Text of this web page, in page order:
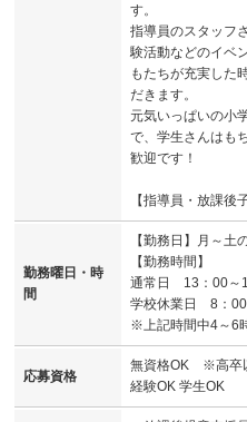
す。
指導員のスタッフ
験活動などのイベ
もたちが充実した
だきます。
元気いっぱいの小
で、学生さんはも
歓迎です！
【指導員・放課後
勤務曜日・時
間
【勤務日】月～土
【勤務時間】
通常日 13：00～
学校休業日 8：
※上記時間中4～6
応募資格
無資格OK ※高卒
経験OK 学生OK